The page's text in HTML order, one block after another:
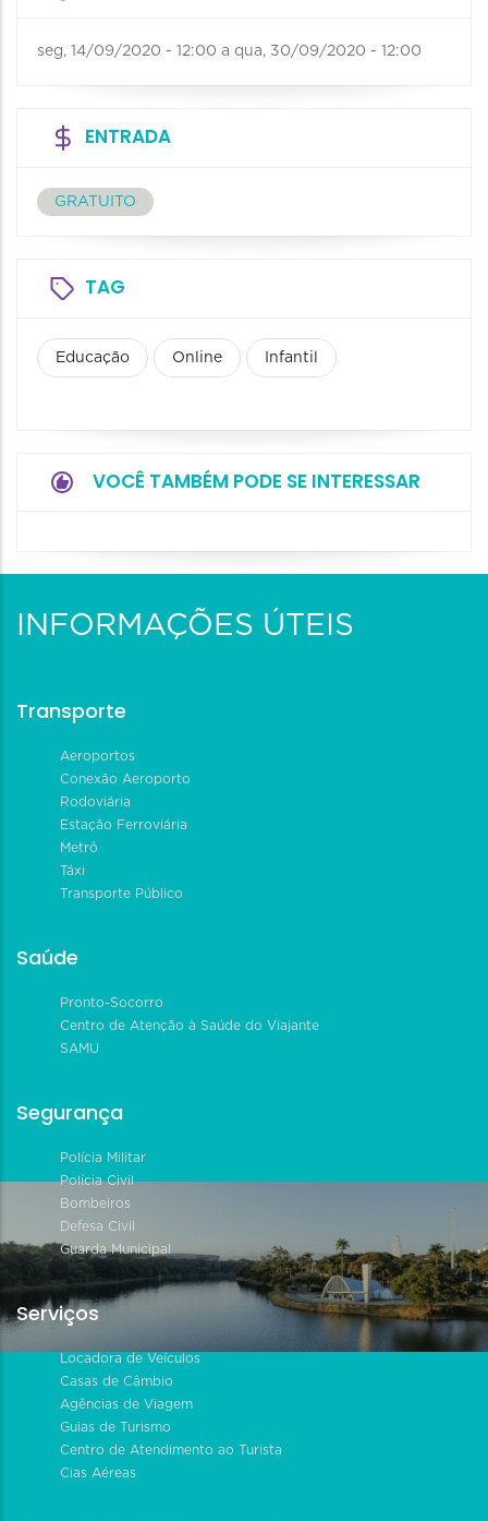
seg, 14/09/2020 - 12:00 a qua, 30/09/2020 - 12:00
ENTRADA
GRATUITO
TAG
Educação Online Infantil
VOCÊ TAMBÉM PODE SE INTERESSAR
INFORMAÇÕES ÚTEIS
Transporte
Aeroportos
Conexão Aeroporto
Rodoviária
Estação Ferroviária
Metrô
Táxi
Transporte Público
Saúde
Pronto-Socorro
Centro de Atenção à Saúde do Viajante
SAMU
Segurança
Polícia Militar
Polícia Civil
Bombeiros
Defesa Civil
Guarda Municipal
Serviços
Locadora de Veículos
Casas de Câmbio
Agências de Viagem
Guias de Turismo
Centro de Atendimento ao Turista
Cias Aéreas